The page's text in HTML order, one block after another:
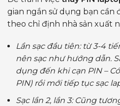
gian ngắn sử dụng bạn cần
theo chỉ định nhà sản xuất
Lần sạc đầu tiên: từ 3-4
nên sạc như hướng dẫn.
dụng đến khi cạn PIN –
PIN) rồi mới tiếp tục sạc
Sạc lần 2, lần 3: Cũng